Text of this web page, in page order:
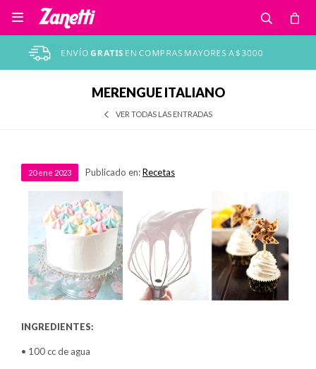

MERENGUE ITALIANO
VER TODAS LAS ENTRADAS
20 ene 2023 Publicado en:Recetas
INGREDIENTES:
• 100 cc de agua